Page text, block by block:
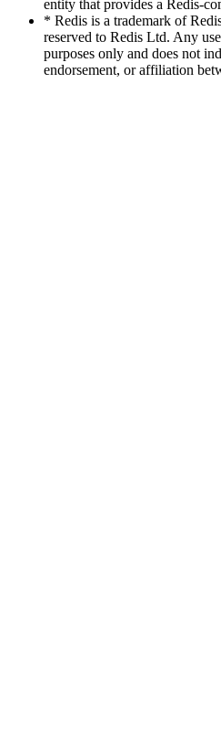
entity that provides a Redis-
* Redis is a trademark of
reserved to Redis Ltd. Any
purposes only and does not
endorsement, or affiliation